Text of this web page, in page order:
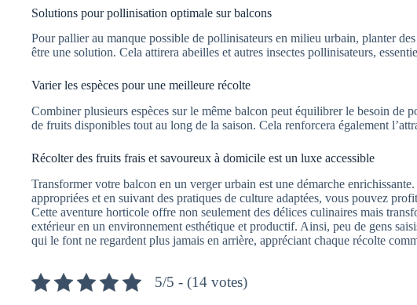
Solutions pour pollinisation optimale sur balcons
Pour pallier au manque possible de pollinisateurs en milieu urbain, planter
être une solution. Cela attirera abeilles et autres insectes pollinisateurs,
Varier les espèces pour une meilleure récolte
Combiner plusieurs espèces sur le même balcon peut équilibrer le besoin de
de fruits disponibles tout au long de la saison. Cela renforcera également
Récolter des fruits frais et savoureux à domicile est un luxe accessible
Transformer votre balcon en un verger urbain est une démarche
appropriées et en suivant des pratiques de culture adaptées, vous pouvez
Cette aventure horticole offre non seulement des délices culinaires mais
extérieur en un environnement esthétique et productif. Ainsi, peu de gens
qui le font ne regardent plus jamais en arrière, appréciant chaque récolte
5/5 - (14 votes)